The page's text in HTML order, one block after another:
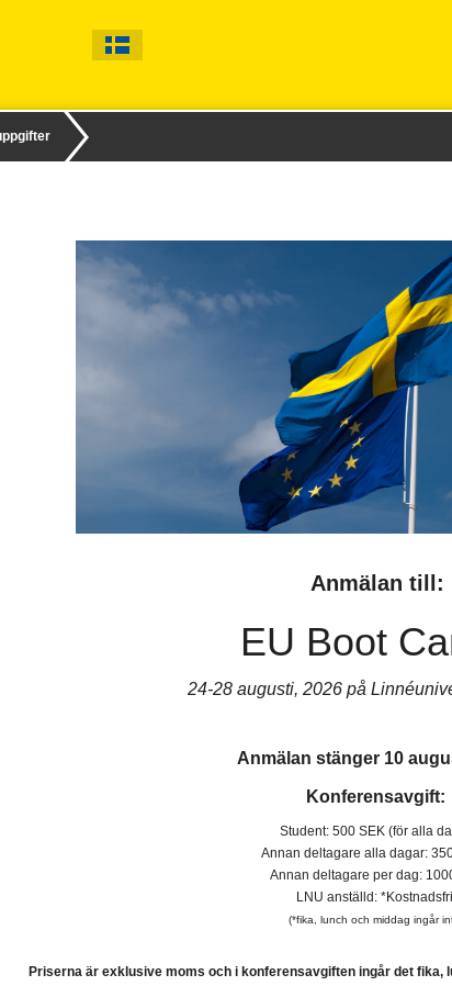
Anmälan till:
EU Boot
24-28 augusti, 2026 på
Anmälan stänger 10
Konferensavgift:
Student: 500 SEK (för alla
Annan deltagare alla dagar:
Annan deltagare per dag:
LNU anställd:
(*fika, lunch och middag ingår
Priserna är exklusive moms och i konferensavgiften ingår det fika,